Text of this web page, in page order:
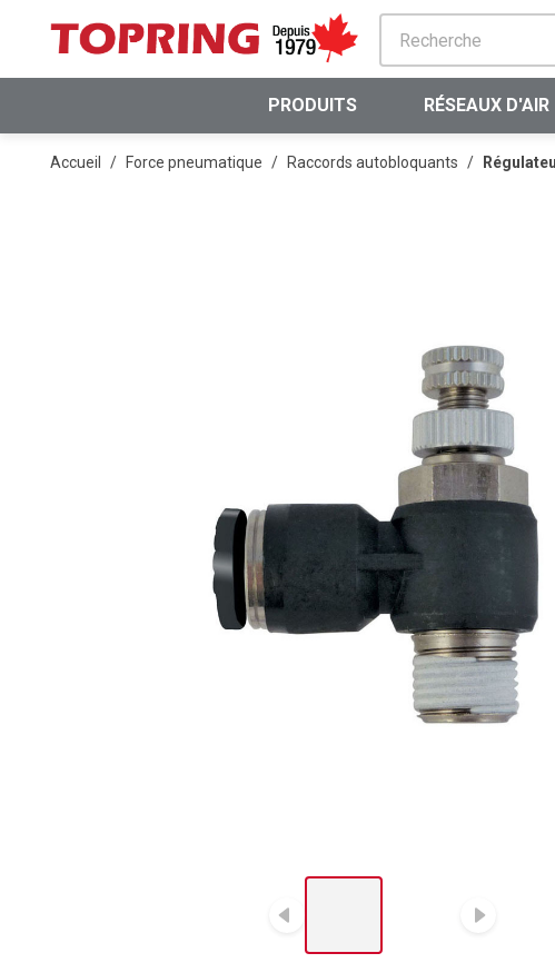
PASSER AU CONTENU PRINCIPAL
PRODUITS RÉSEAUX D'AIR
Accueil / Force pneumatique / Raccords autobloquants /
Diapositive